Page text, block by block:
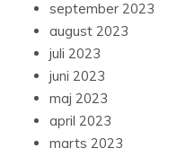
september 2023
august 2023
juli 2023
juni 2023
maj 2023
april 2023
marts 2023